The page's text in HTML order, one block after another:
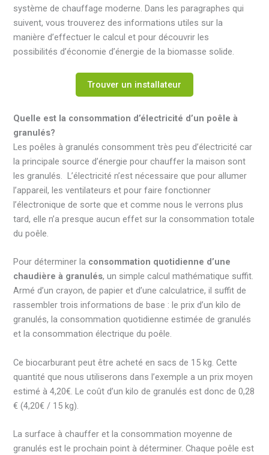
système de chauffage moderne. Dans les paragraphes qui
suivent, vous trouverez des informations utiles sur la
manière d’effectuer le calcul et pour découvrir les
possibilités d’économie d’énergie de la biomasse solide.
Trouver un installateur
Quelle est la consommation d’électricité d’un poêle à
granulés?
Les poêles à granulés consomment très peu d’électricité car
la principale source d’énergie pour chauffer la maison sont
les granulés. L’électricité n’est nécessaire que pour allumer
l’appareil, les ventilateurs et pour faire fonctionner
l’électronique de sorte que et comme nous le verrons plus
tard, elle n’a presque aucun effet sur la consommation totale
du poêle.
Pour déterminer la consommation quotidienne d’une
chaudière à granulés, un simple calcul mathématique suffit.
Armé d’un crayon, de papier et d’une calculatrice, il suffit de
rassembler trois informations de base : le prix d’un kilo de
granulés, la consommation quotidienne estimée de granulés
et la consommation électrique du poêle.
Ce biocarburant peut être acheté en sacs de 15 kg. Cette
quantité que nous utiliserons dans l’exemple a un prix moyen
estimé à 4,20€. Le coût d’un kilo de granulés est donc de 0,28
€ (4,20€ / 15 kg).
La surface à chauffer et la consommation moyenne de
granulés est le prochain point à déterminer. Chaque poêle est